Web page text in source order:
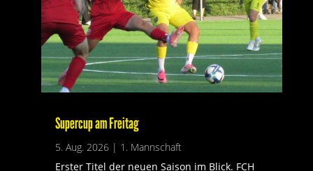
Supercup am Freitag
5. Aug. 2026| 1. Mannschaft
Erster Titel der neuen Saison im Blick. FCH